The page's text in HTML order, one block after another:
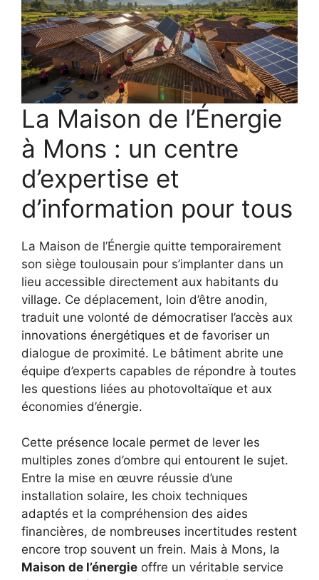
La Maison de l’Énergie
à Mons : un centre
d’expertise et
d’information pour tous
La Maison de l’Énergie quitte temporairement
son siège toulousain pour s’implanter dans un
lieu accessible directement aux habitants du
village. Ce déplacement, loin d’être anodin,
traduit une volonté de démocratiser l’accès aux
innovations énergétiques et de favoriser un
dialogue de proximité. Le bâtiment abrite une
équipe d’experts capables de répondre à toutes
les questions liées au photovoltaïque et aux
économies d’énergie.
Cette présence locale permet de lever les
multiples zones d’ombre qui entourent le sujet.
Entre la mise en œuvre réussie d’une
installation solaire, les choix techniques
adaptés et la compréhension des aides
financières, de nombreuses incertitudes restent
encore trop souvent un frein. Mais à Mons, la
Maison de l’énergie offre un véritable service